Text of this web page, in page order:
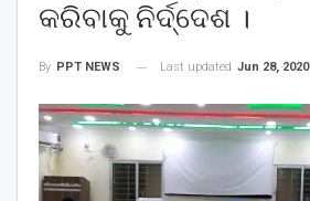
କରିବାକୁ ନିର୍ଦ୍ଦେଶ ।
By PPT NEWS Last updated Jun 28, 2020